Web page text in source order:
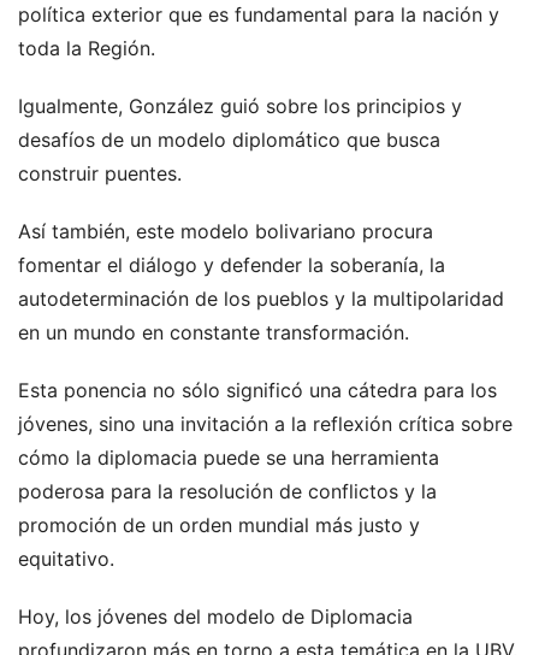
política exterior que es fundamental para la nación y
toda la Región.
Igualmente, González guió sobre los principios y
desafíos de un modelo diplomático que busca
construir puentes.
Así también, este modelo bolivariano procura
fomentar el diálogo y defender la soberanía, la
autodeterminación de los pueblos y la multipolaridad
en un mundo en constante transformación.
Esta ponencia no sólo significó una cátedra para los
jóvenes, sino una invitación a la reflexión crítica sobre
cómo la diplomacia puede se una herramienta
poderosa para la resolución de conflictos y la
promoción de un orden mundial más justo y
equitativo.
Hoy, los jóvenes del modelo de Diplomacia
profundizaron más en torno a esta temática en la UBV,